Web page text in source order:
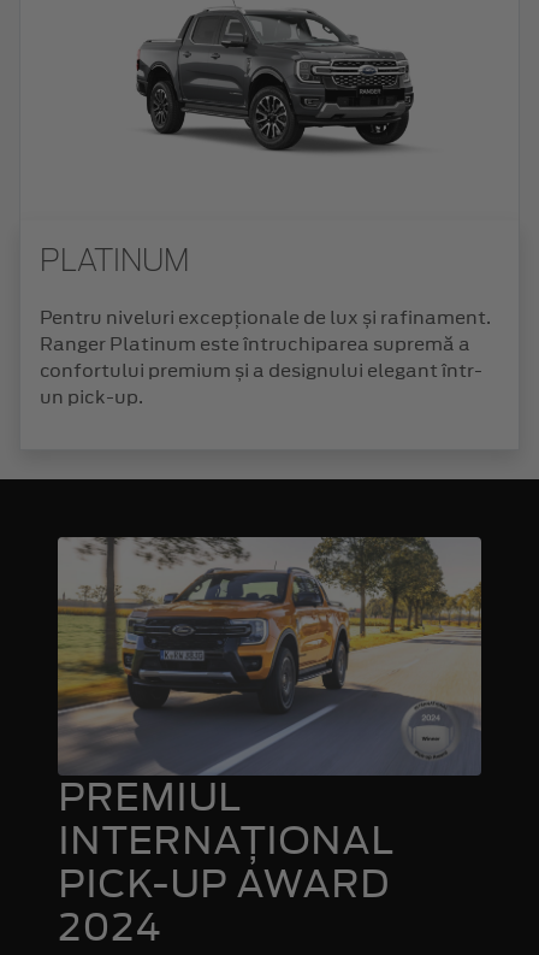
PLATINUM
Pentru niveluri excepționale de lux și rafinament.
Ranger Platinum este întruchiparea supremă a
confortului premium și a designului elegant într-
un pick-up.
PREMIUL
INTERNAȚIONAL
PICK-UP AWARD
2024